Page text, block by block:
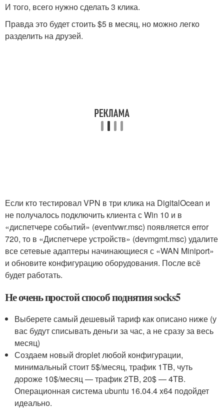
И того, всего нужно сделать 3 клика.
Правда это будет стоить $5 в месяц, но можно легко
разделить на друзей.
Если кто тестировал VPN в три клика на DigitalOcean и
не получалось подключить клиента с Win 10 и в
«диспетчере событий» (eventvwr.msc) появляется error
720, то в «Диспетчере устройств» (devmgmt.msc) удалите
все сетевые адаптеры начинающиеся с «WAN Miniport»
и обновите конфигурацию оборудования. После всё
будет работать.
Не очень простой способ поднятия socks5
Выберете самый дешевый тариф как описано ниже (у
вас будут списывать деньги за час, а не сразу за весь
месяц)
Создаем новый droplet любой конфигурации,
минимальный стоит 5$/месяц, трафик 1TB, чуть
дороже 10$/месяц — трафик 2TB, 20$ — 4TB.
Операционная система ubuntu 16.04.4 x64 подойдет
идеально.